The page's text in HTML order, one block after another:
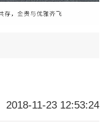
2018-11-23 12:53:24